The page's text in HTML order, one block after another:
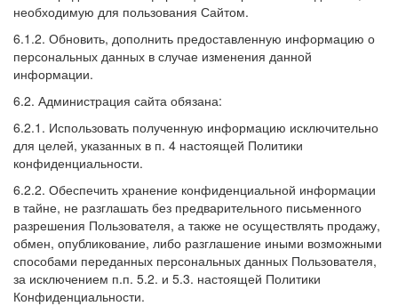
необходимую для пользования Сайтом.
6.1.2. Обновить, дополнить предоставленную информацию о
персональных данных в случае изменения данной
информации.
6.2. Администрация сайта обязана:
6.2.1. Использовать полученную информацию исключительно
для целей, указанных в п. 4 настоящей Политики
конфиденциальности.
6.2.2. Обеспечить хранение конфиденциальной информации
в тайне, не разглашать без предварительного письменного
разрешения Пользователя, а также не осуществлять продажу,
обмен, опубликование, либо разглашение иными возможными
способами переданных персональных данных Пользователя,
за исключением п.п. 5.2. и 5.3. настоящей Политики
Конфиденциальности.